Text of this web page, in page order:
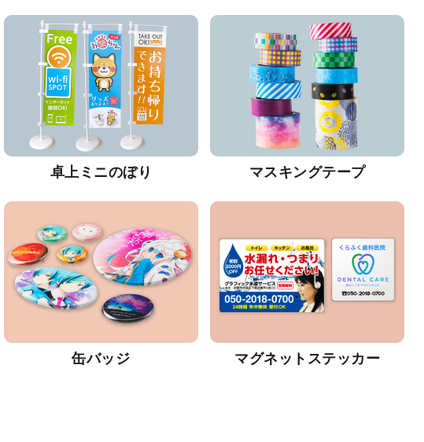
卓上ミニのぼり マスキングテープ
缶バッジ マグネットステッカー